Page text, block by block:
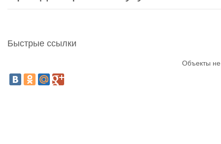
Быстрые ссылки
Объекты